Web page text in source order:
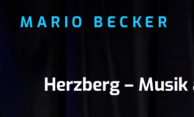
MARIO BECKER
Herzberg –